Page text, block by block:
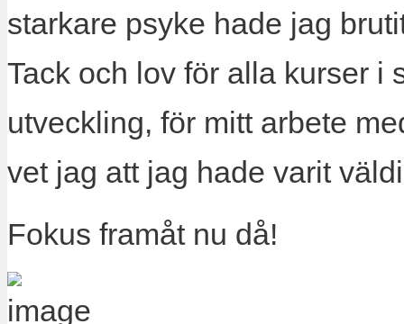
starkare psyke hade jag
Tack och lov för alla kurser i
utveckling, för mitt arbete
vet jag att jag hade varit
Fokus framåt nu då!